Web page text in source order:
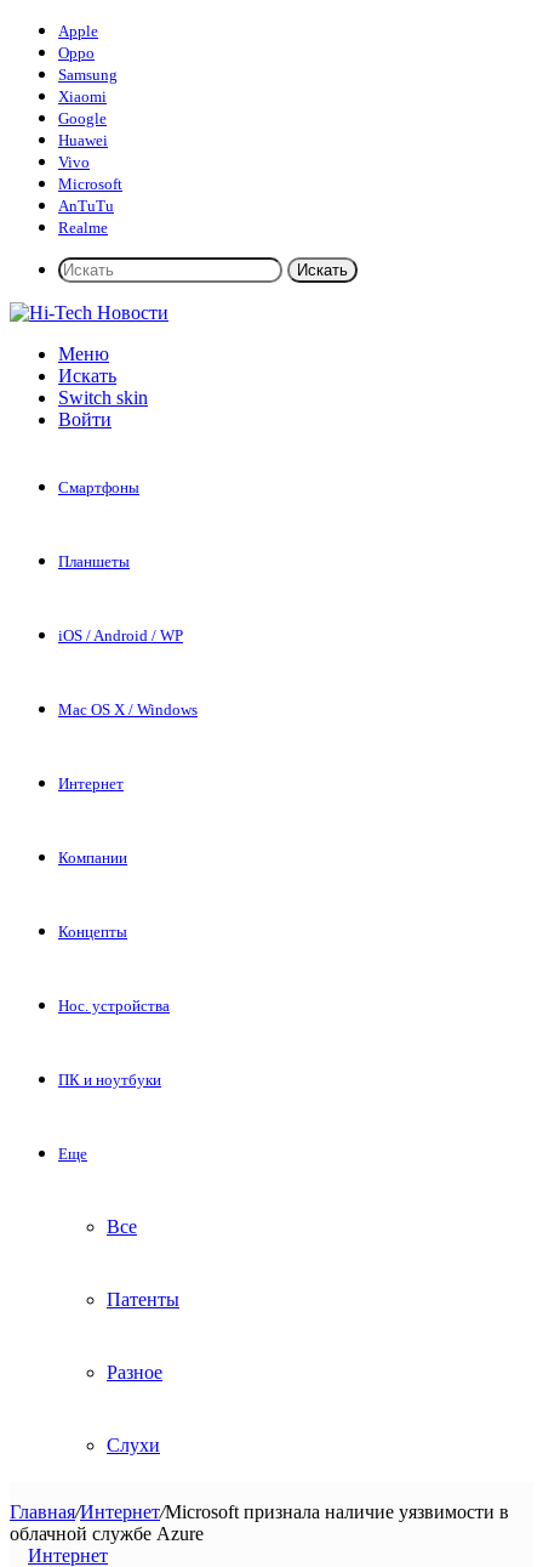
Apple
Oppo
Samsung
Xiaomi
Google
Huawei
Vivo
Microsoft
AnTuTu
Realme
Искать
Меню
Искать
Switch skin
Войти
Смартфоны
Планшеты
iOS / Android / WP
Mac OS X / Windows
Интернет
Компании
Концепты
Нос. устройства
ПК и ноутбуки
Еще
Все
Патенты
Разное
Слухи
Главная/Интернет/Microsoft признала наличие уязвимости в
облачной службе Azure
Интернет